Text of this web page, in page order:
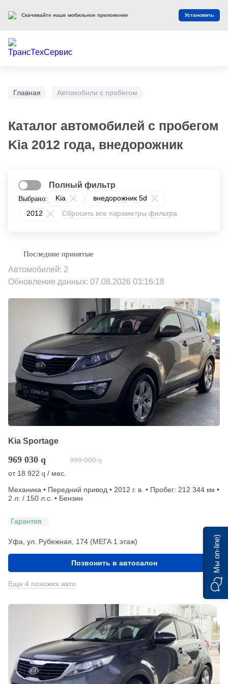
Главная Автомобили с пробегом
Каталог автомобилей с пробегом
Kia 2012 года, внедорожник
Выбрано: Kia
внедорожник 5d
2012
Сбросить все параметры фильтра
Полный фильтр
Автомобилей: 2
Обновление данных: 07.08.2026 03:16:18
Kia Sportage
969 030 q 999 000 q
от 18 922 q / мес.
Механика • Передний привод • 2012 г. в. • Пробег: 212 344 км •
2 л. / 150 л.с. • Бензин
Гарантия
Уфа, ул. Рубежная, 174 (МЕГА 1 этаж)
Позвонить в автосалон
Еще 4 похожих авто
Скачивайте наше мобильное приложение Установить
Мы on-line)